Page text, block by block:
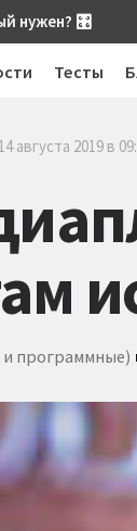
нужен? 🎛
Тесты
14 августа 2019 в
программные)